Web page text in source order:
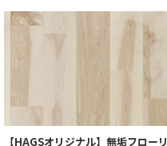
【HAGSオリジナル】無垢フローリ